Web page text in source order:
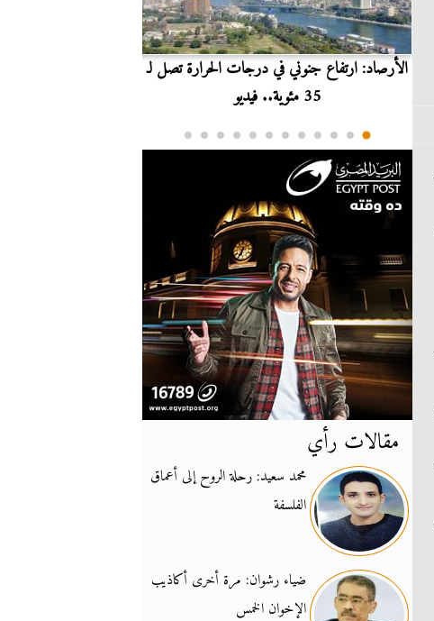
الأرصاد: ارتفاع جنوني في درجات الحرارة تصل لـ
35 مئوية.. فيديو
مقالات رأي
محمد سعيد: رحلة الروح إلى أعماق
الفلسفة
ضياء رشوان: مرة أخرى أكاذيب
الإخوان الخمس